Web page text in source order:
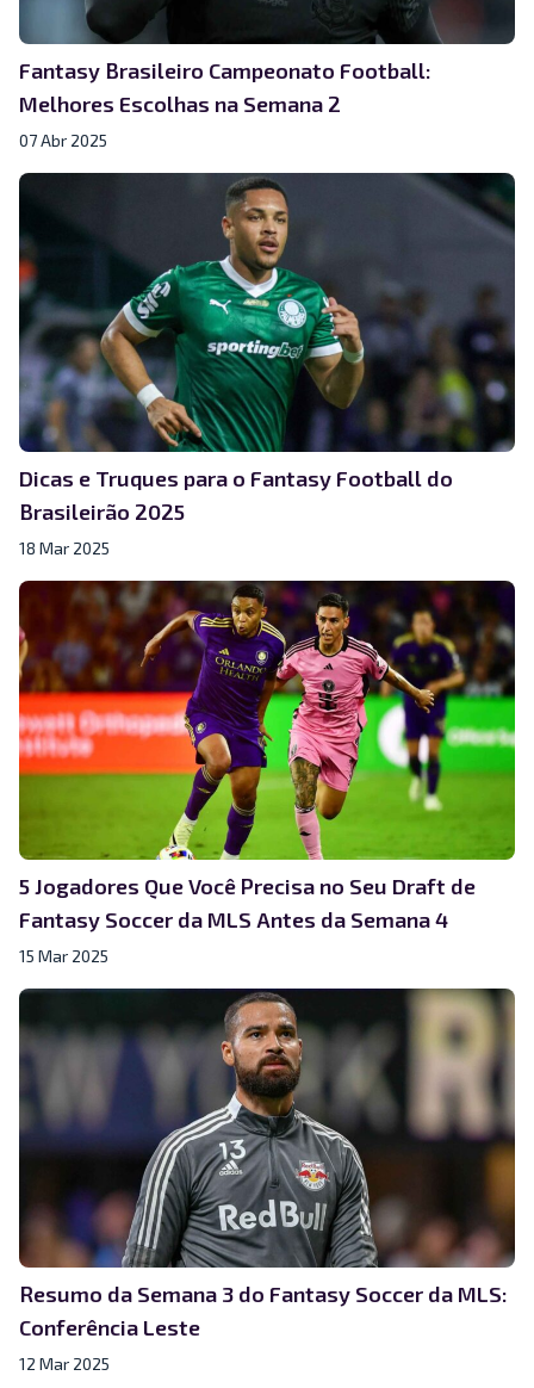
Fantasy Brasileiro Campeonato Football:
Melhores Escolhas na Semana 2
07 Abr 2025
Dicas e Truques para o Fantasy Football do
Brasileirão 2025
18 Mar 2025
5 Jogadores Que Você Precisa no Seu Draft de
Fantasy Soccer da MLS Antes da Semana 4
15 Mar 2025
Resumo da Semana 3 do Fantasy Soccer da MLS:
Conferência Leste
12 Mar 2025